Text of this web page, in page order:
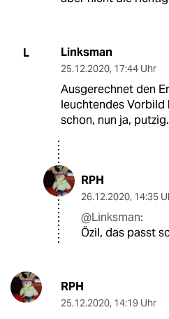
L Linksman
25.12.2020, 17:44 Uhr
Ausgerechnet den
leuchtendes Vorbild
schon, nun ja, putzig.
RPH
26.12.2020, 14:35
@Linksman:
Özil, das passt
RPH
25.12.2020, 14:19 Uhr